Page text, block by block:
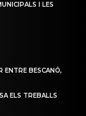
I LES
ENTRE BESCANÓ,
ELS TREBALLS